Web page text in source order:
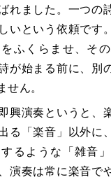
れました。一つの
いという依頼です
ふくらませ、そ
が始まる前に、別
せん。
興演奏というと、
る「楽音」以外に
るような「雑音
演奏は常に楽音で